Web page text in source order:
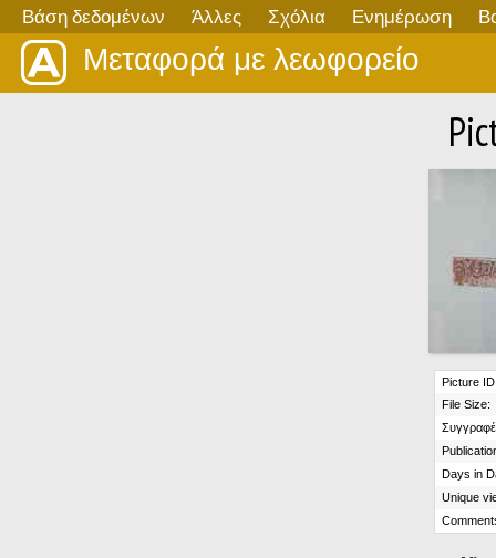
Βάση δεδομένων Άλλες Σχόλια Ενημέρωση
Μεταφορά με λεωφορείο
Picture
File Size:
Days in
Unique